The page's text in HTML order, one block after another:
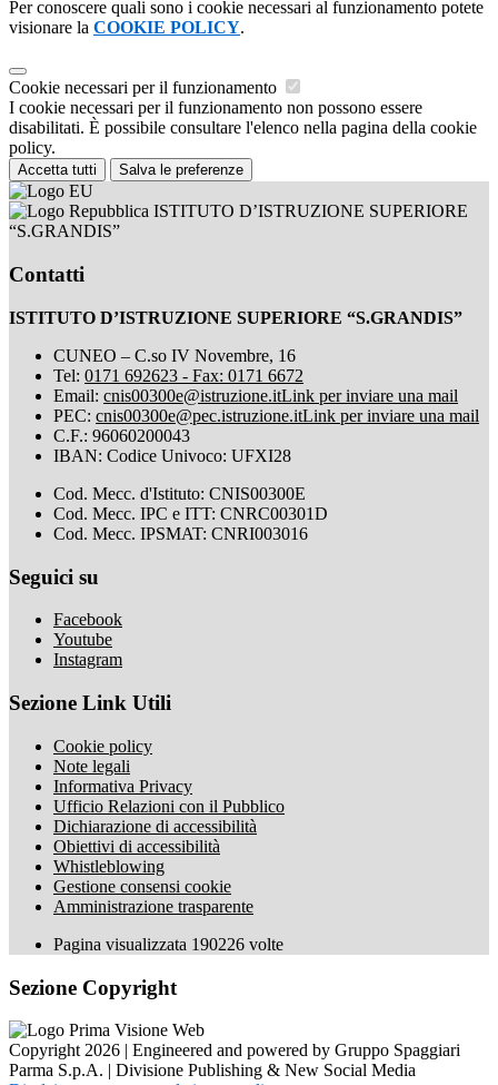
Per conoscere quali sono i cookie necessari al funzionamento potete
visionare la COOKIE POLICY.
Cookie necessari per il funzionamento
I cookie necessari per il funzionamento non possono essere
disabilitati. È possibile consultare l'elenco nella pagina della cookie
policy.
Accetta tutti Salva le preferenze
ISTITUTO D’ISTRUZIONE SUPERIORE
“S.GRANDIS”
Contatti
ISTITUTO D’ISTRUZIONE SUPERIORE “S.GRANDIS”
CUNEO – C.so IV Novembre, 16
Tel: 0171 692623 - Fax: 0171 6672
Email: cnis00300e@istruzione.itLink per inviare una mail
PEC: cnis00300e@pec.istruzione.itLink per inviare una mail
C.F.: 96060200043
IBAN: Codice Univoco: UFXI28
Cod. Mecc. d'Istituto: CNIS00300E
Cod. Mecc. IPC e ITT: CNRC00301D
Cod. Mecc. IPSMAT: CNRI003016
Seguici su
Facebook
Youtube
Instagram
Sezione Link Utili
Cookie policy
Note legali
Informativa Privacy
Ufficio Relazioni con il Pubblico
Dichiarazione di accessibilità
Obiettivi di accessibilità
Whistleblowing
Gestione consensi cookie
Amministrazione trasparente
Pagina visualizzata 190226 volte
Sezione Copyright
Copyright 2026 | Engineered and powered by Gruppo Spaggiari
Parma S.p.A. | Divisione Publishing & New Social Media